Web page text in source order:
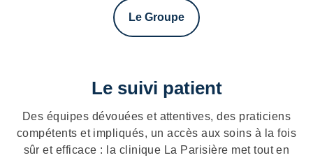
Le Groupe
Le suivi patient
Des équipes dévouées et attentives, des praticiens
compétents et impliqués, un accès aux soins à la fois
sûr et efficace : la clinique La Parisière met tout en